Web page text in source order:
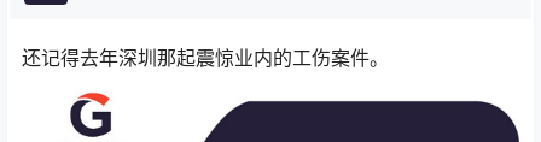
还记得去年深圳那起震惊业内的工伤案件。